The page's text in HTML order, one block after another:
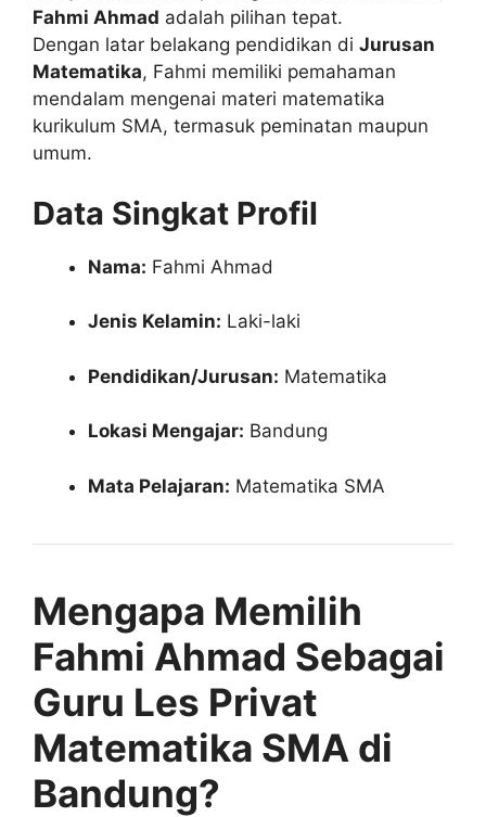
Fahmi Ahmad adalah pilihan tepat.
Dengan latar belakang pendidikan di Jurusan
Matematika, Fahmi memiliki pemahaman
mendalam mengenai materi matematika
kurikulum SMA, termasuk peminatan maupun
umum.
Data Singkat Profil
Nama: Fahmi Ahmad
Jenis Kelamin: Laki-laki
Pendidikan/Jurusan: Matematika
Lokasi Mengajar: Bandung
Mata Pelajaran: Matematika SMA
Mengapa Memilih
Fahmi Ahmad Sebagai
Guru Les Privat
Matematika SMA di
Bandung?